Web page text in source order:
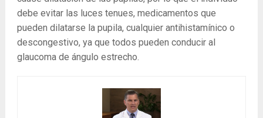
debe evitar las luces tenues, medicamentos que
pueden dilatarse la pupila, cualquier antihistamínico o
descongestivo, ya que todos pueden conducir al
glaucoma de ángulo estrecho.